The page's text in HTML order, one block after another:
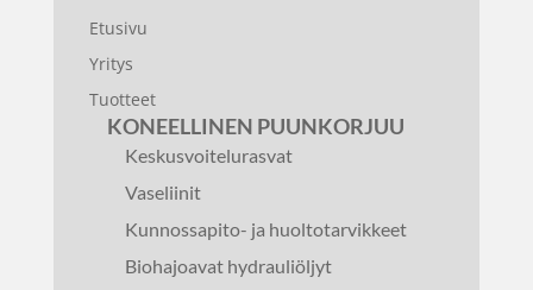
Etusivu
Yritys
Tuotteet
KONEELLINEN PUUNKORJUU
Keskusvoitelurasvat
Vaseliinit
Kunnossapito- ja huoltotarvikkeet
Biohajoavat hydrauliöljyt